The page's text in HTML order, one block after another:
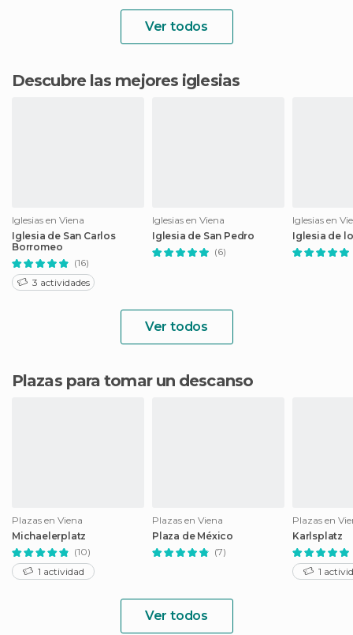
Ver todos
Descubre las mejores iglesias
Iglesias en Viena
Iglesia de San Carlos
Borromeo
(16)
3 actividades
Iglesias en Viena
Iglesia de San Pedro
(6)
Iglesias en
Iglesia de
Ver todos
Plazas para tomar un descanso
Plazas en Viena
Michaelerplatz
(10)
1 actividad
Plazas en Viena
Plaza de México
(7)
Plazas en
Karlsplatz
1
Ver todos